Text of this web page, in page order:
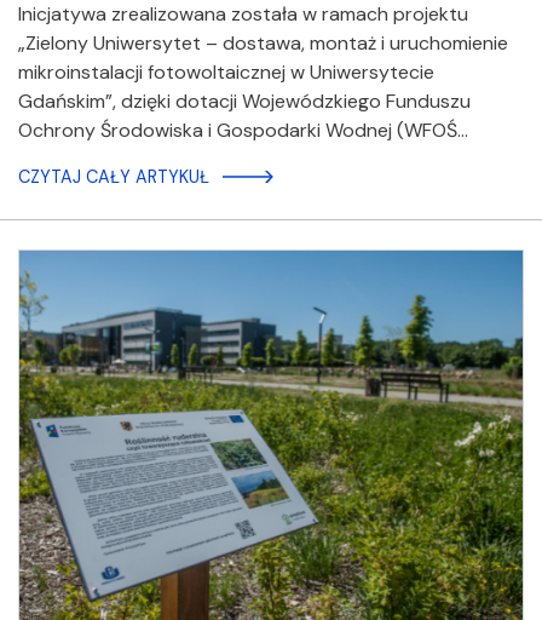
Inicjatywa zrealizowana została w ramach projektu
„Zielony Uniwersytet – dostawa, montaż i uruchomienie
mikroinstalacji fotowoltaicznej w Uniwersytecie
Gdańskim”, dzięki dotacji Wojewódzkiego Funduszu
Ochrony Środowiska i Gospodarki Wodnej (WFOŚ…
CZYTAJ CAŁY ARTYKUŁ